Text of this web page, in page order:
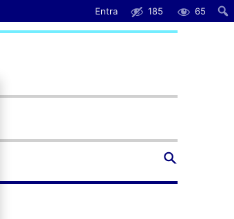
Entra 185 65